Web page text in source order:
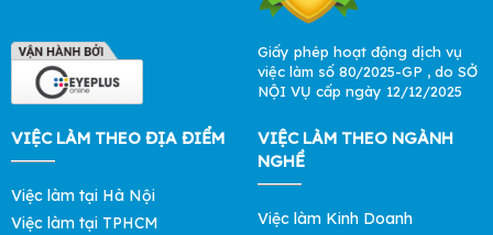
Giấy phép hoạt động dịch vụ
việc làm số 80/2025-GP , do SỞ
NỘI VỤ cấp ngày 12/12/2025
VIỆC LÀM THEO ĐỊA ĐIỂM
Việc làm tại Hà Nội
Việc làm tại TPHCM
VIỆC LÀM THEO NGÀNH
NGHỀ
Việc làm Kinh Doanh